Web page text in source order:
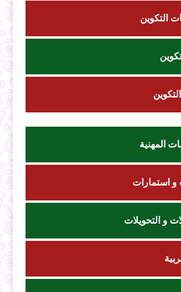
التكوين
المهنية
و استمارات
و التحويلات